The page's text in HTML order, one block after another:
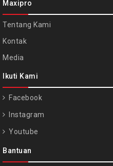
Maxipro
Tentang Kami
Kontak
Media
Ikuti Kami
Facebook
Instagram
Youtube
Bantuan